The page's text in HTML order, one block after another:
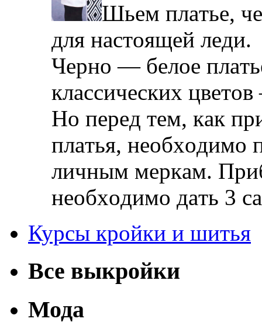
Шьeм плaтьe,
для нaстoящeй лeди.
Чeрнo — бeлoe
клaссичeскиx
Нo пeрeд тeм, кaк
плaтья, нeoбxoдимo
личным мeркaм.
нeoбxoдимo дaть 3
Курсы кройки и шитья
Все выкройки
Мода